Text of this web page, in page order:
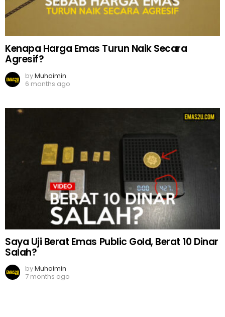
Kenapa Harga Emas Turun Naik Secara
Agresif?
byMuhaimin
6 months ago
Saya Uji Berat Emas Public Gold, Berat 10 Dinar
Salah?
byMuhaimin
7 months ago